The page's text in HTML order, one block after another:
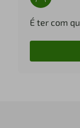
É ter com